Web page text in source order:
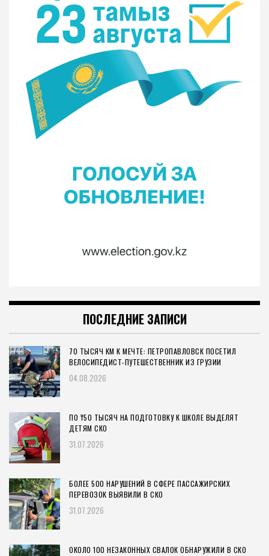
ПОСЛЕДНИЕ ЗАПИСИ
70 ТЫСЯЧ КМ К МЕЧТЕ: ПЕТРОПАВЛОВСК ПОСЕТИЛ
ВЕЛОСИПЕДИСТ-ПУТЕШЕСТВЕННИК ИЗ ГРУЗИИ
04.08.2026
ПО ₸50 ТЫСЯЧ НА ПОДГОТОВКУ К ШКОЛЕ ВЫДЕЛЯТ
ДЕТЯМ СКО
31.07.2026
БОЛЕЕ 500 НАРУШЕНИЙ В СФЕРЕ ПАССАЖИРСКИХ
ПЕРЕВОЗОК ВЫЯВИЛИ В СКО
31.07.2026
ОКОЛО 100 НЕЗАКОННЫХ СВАЛОК ОБНАРУЖИЛИ В СКО